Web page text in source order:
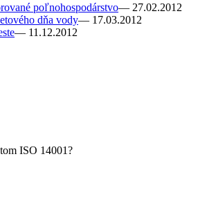
poľnohospodárstvo— 27.02.2012
dňa vody— 17.03.2012
— 11.12.2012
ISO 14001?